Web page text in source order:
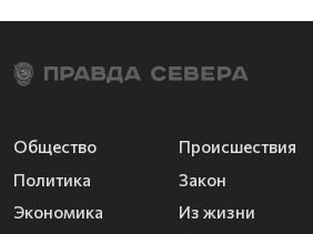
Общество
Политика
Экономика
Происшествия
Закон
Из жизни